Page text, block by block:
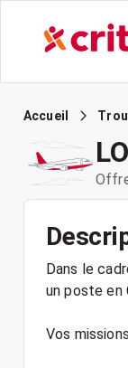
Accueil
Dans le
un poste en
Vos